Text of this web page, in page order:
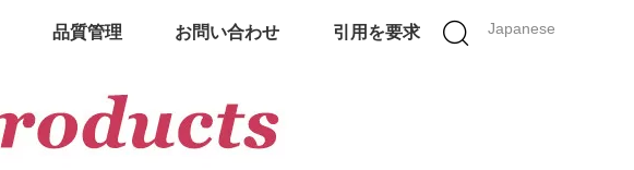
Japanese
品質管理 お問い合わせ 引用を要求